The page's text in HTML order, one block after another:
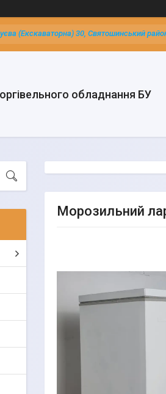
(Екскаваторна) 30, Святошинський
обладнання БУ
Морозильний